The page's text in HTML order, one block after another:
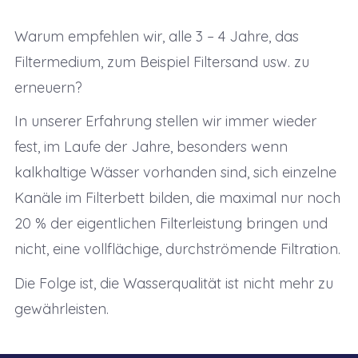
Warum empfehlen wir, alle 3 – 4 Jahre, das
Filtermedium, zum Beispiel Filtersand usw. zu
erneuern?
In unserer Erfahrung stellen wir immer wieder
fest, im Laufe der Jahre, besonders wenn
kalkhaltige Wässer vorhanden sind, sich einzelne
Kanäle im Filterbett bilden, die maximal nur noch
20 % der eigentlichen Filterleistung bringen und
nicht, eine vollflächige, durchströmende Filtration.
Die Folge ist, die Wasserqualität ist nicht mehr zu
gewährleisten.